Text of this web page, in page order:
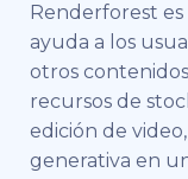
Renderforest
ayuda a los
otros
recursos de
edición de
generativa en